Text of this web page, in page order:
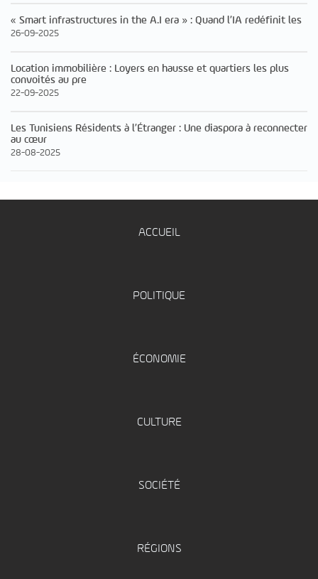
« Smart infrastructures in the A.I era » : Quand l’IA redéfinit les
26-09-2025
Location immobilière : Loyers en hausse et quartiers les plus
convoités au pre
22-09-2025
Les Tunisiens Résidents à l’Étranger : Une diaspora à reconnecter
au cœur
28-08-2025
ACCUEIL
POLITIQUE
ÉCONOMIE
CULTURE
SOCIÉTÉ
RÉGIONS